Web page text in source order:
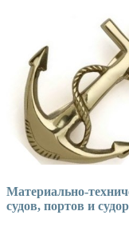
Материально-
судов, портов и